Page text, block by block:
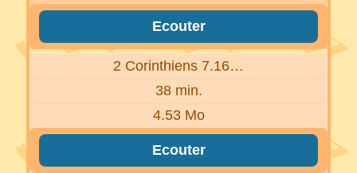
Ecouter
2 Corinthiens 7.16…
38 min.
4.53 Mo
Ecouter